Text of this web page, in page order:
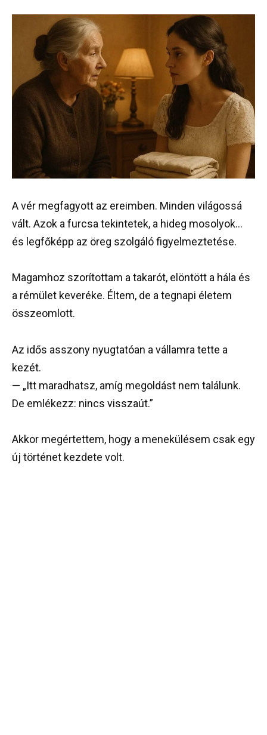
A vér megfagyott az ereimben. Minden világossá
vált. Azok a furcsa tekintetek, a hideg mosolyok…
és legfőképp az öreg szolgáló figyelmeztetése.
Magamhoz szorítottam a takarót, elöntött a hála és
a rémület keveréke. Éltem, de a tegnapi életem
összeomlott.
Az idős asszony nyugtatóan a vállamra tette a
kezét.
— „Itt maradhatsz, amíg megoldást nem találunk.
De emlékezz: nincs visszaút.”
Akkor megértettem, hogy a menekülésem csak egy
új történet kezdete volt.